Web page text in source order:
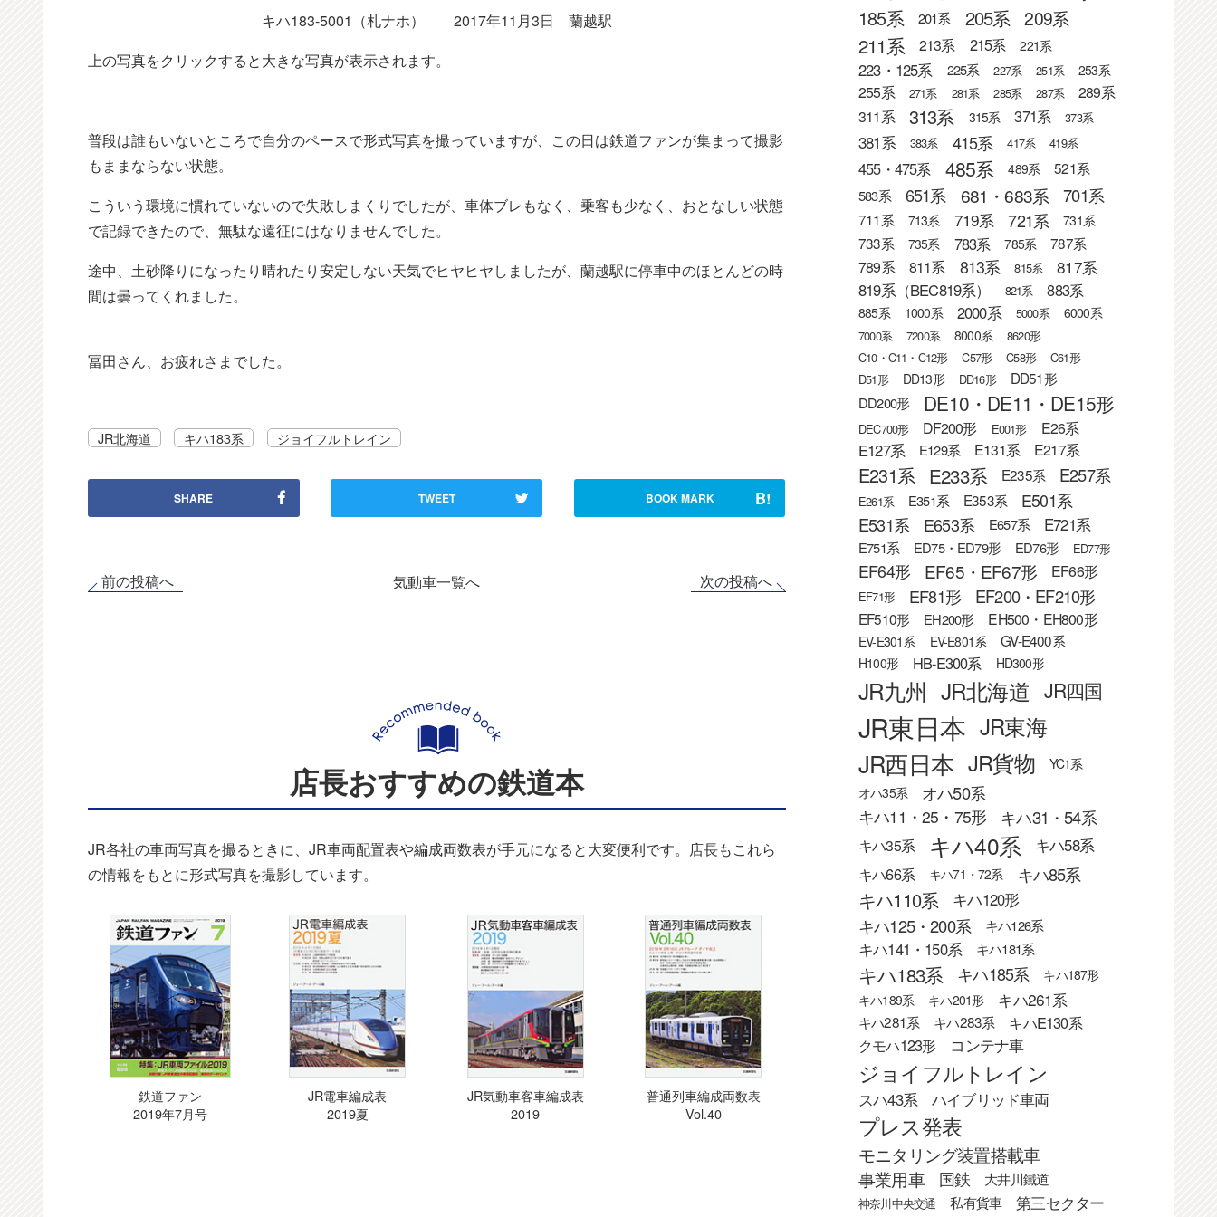
キハ183-5001（札ナホ） 2017年11月3日 蘭越駅
上の写真をクリックすると大きな写真が表示されます。
普段は誰もいないところで自分のペースで形式写真を撮っていますが、この日は鉄道ファンが集まって撮影
もままならない状態。
こういう環境に慣れていないので失敗しまくりでしたが、車体ブレもなく、乗客も少なく、おとなしい状態
で記録できたので、無駄な遠征にはなりませんでした。
途中、土砂降りになったり晴れたり安定しない天気でヒヤヒヤしましたが、蘭越駅に停車中のほとんどの時
間は曇ってくれました。
冨田さん、お疲れさまでした。
JR北海道 キハ183系 ジョイフルトレイン
SHARE TWEET BOOK MARK B!
前の投稿へ 気動車一覧へ 次の投稿へ
店長おすすめの鉄道本
JR各社の車両写真を撮るときに、JR車両配置表や編成両数表が手元になると大変便利です。店長もこれら
の情報をもとに形式写真を撮影しています。
鉄道ファン
2019年7月号
JR電車編成表
2019夏
JR気動車客車編成表
2019
普通列車編成両数表
Vol.40
185系 201系 205系 209系
211系 213系 215系 221系
223・125系 225系 227系 251系 253系
255系 271系 281系 285系 287系
289系
311系
313系 315系 371系 373系
381系 383系 415系 417系 419系
455・475系 485系 489系 521系
583系 651系 681・683系 701系
711系 713系 719系 721系 731系
733系 735系 783系 785系 787系
789系 811系 813系 815系 817系
819系（BEC819系） 821系 883系
885系 1000系 2000系 5000系 6000系
7000系 7200系 8000系
8620形
C10・C11・C12形
C57形 C58形
C61形
D51形
DD13形 DD16形 DD51形
DD200形 DE10・DE11・DE15形
DEC700形 DF200形 E001形 E26系
E127系 E129系 E131系 E217系
E231系 E233系 E235系 E257系
E261系 E351系 E353系 E501系
E531系 E653系 E657系 E721系
E751系 ED75・ED79形 ED76形 ED77形
EF64形 EF65・EF67形 EF66形
EF71形 EF81形 EF200・EF210形
EF510形 EH200形 EH500・EH800形
EV-E301系 EV-E801系 GV-E400系
H100形 HB-E300系 HD300形
JR九州 JR北海道 JR四国
JR東日本 JR東海
JR西日本 JR貨物
YC1系
オハ35系
オハ50系
キハ11・25・75形 キハ31・54系
キハ35系 キハ40系
キハ58系
キハ66系
キハ71・72系 キハ85系
キハ110系 キハ120形
キハ125・200系 キハ126系
キハ141・150系 キハ181系
キハ183系 キハ185系
キハ187形
キハ189系
キハ201形 キハ261系
キハ281系 キハ283系
キハE130系
クモハ123形
コンテナ車
ジョイフルトレイン
スハ43系 ハイブリッド車両
プレス発表
モニタリング装置搭載車
事業用車 国鉄 大井川鐵道
神奈川中央交通 私有貨車
第三セクター